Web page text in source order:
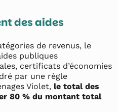
des aides
de revenus, le
publiques
certificats d’économies
par une règle
Violet, le total des
80 % du montant total